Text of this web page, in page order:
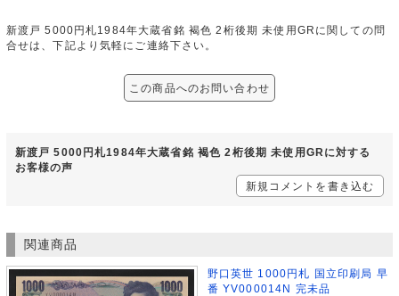
新渡戸 5000円札1984年大蔵省銘 褐色 2桁後期 未使用GRに関しての問
合せは、下記より気軽にご連絡下さい。
この商品へのお問い合わせ
新渡戸 5000円札1984年大蔵省銘 褐色 2桁後期 未使用GRに対する
お客様の声
新規コメントを書き込む
関連商品
野口英世 1000円札 国立印刷局 早
番 YV000014N 完未品